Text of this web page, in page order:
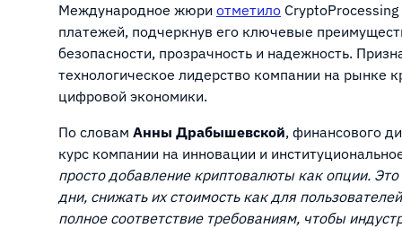
Международное жюри отметило
платежей, подчеркнув его ключевые
безопасности, прозрачность и надежность.
технологическое лидерство компании на рынке
цифровой экономики.
По словам Анны Драбышевской, финансового
курс компании на инновации и
просто добавление криптовалюты как опции.
дни, снижать их стоимость как для
полное соответствие требованиям, чтобы